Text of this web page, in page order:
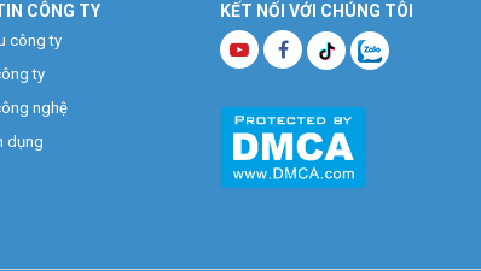
KẾT NỐI VỚI CHÚNG TÔI
CÔNG TY
công ty
ty
nghệ
dụng